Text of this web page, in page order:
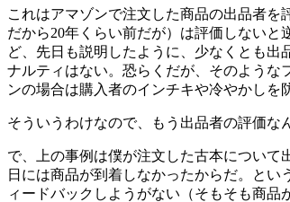
これはアマゾンで注文した商品の出品者
だから20年くらい前だが）は評価しない
ど、先日も説明したように、少なくとも
ナルティはない。恐らくだが、そのような
ンの場合は購入者のインチキや冷やかしを
そういうわけなので、もう出品者の評価な
で、上の事例は僕が注文した古本について
日には商品が到着しなかったからだ。と
ィードバックしようがない（そもそも商品